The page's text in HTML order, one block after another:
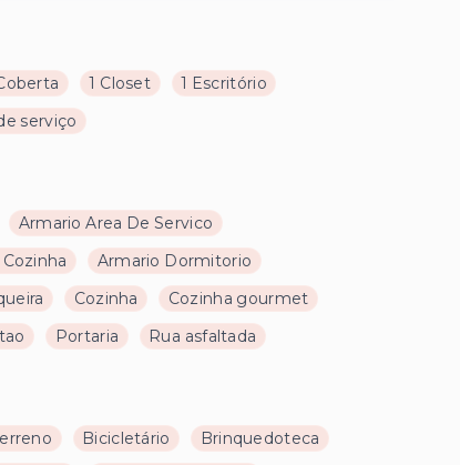
1 Closet
1 Escritório
serviço
Armario Area De Servico
Armario Dormitorio
Cozinha
Cozinha gourmet
Portaria Rua asfaltada
Bicicletário
Brinquedoteca